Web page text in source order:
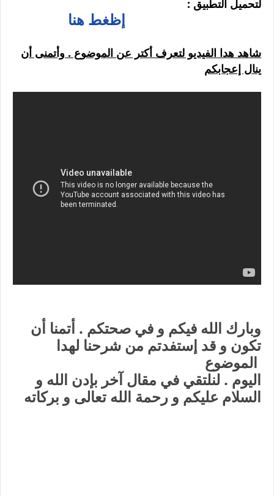
: لتحميل التطبيق
إظغط هنا
شاهد هدا الفيديو لتعرف أكتر عن الموضوع . وأتمنى أن
ينال إعجابكم
وبارك الله فيكم و في صحتكم . أتمنا أن
تكون و قد إستفدتم من شرحنا لهدا
اليوم . لنلتقي في مقال آخر بإدن الله و
السلام عليكم و رحمة الله تعالى و بركاته